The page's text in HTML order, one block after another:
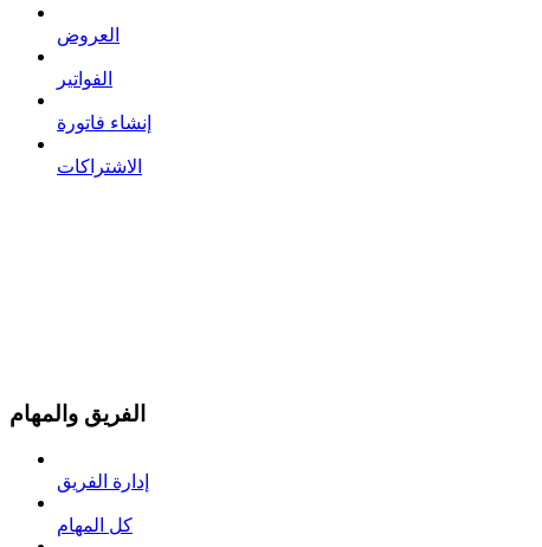
العروض
الفواتير
إنشاء فاتورة
الاشتراكات
الفريق والمهام
إدارة الفريق
كل المهام